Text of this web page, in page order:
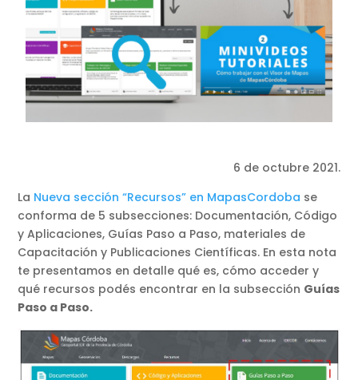
6 de octubre 2021.
La Nueva sección “Recursos” en MapasCordoba se
conforma de 5 subsecciones: Documentación, Código
y Aplicaciones, Guías Paso a Paso, materiales de
Capacitación y Publicaciones Científicas. En esta nota
te presentamos en detalle qué es, cómo acceder y
qué recursos podés encontrar en la subsección Guías
Paso a Paso.